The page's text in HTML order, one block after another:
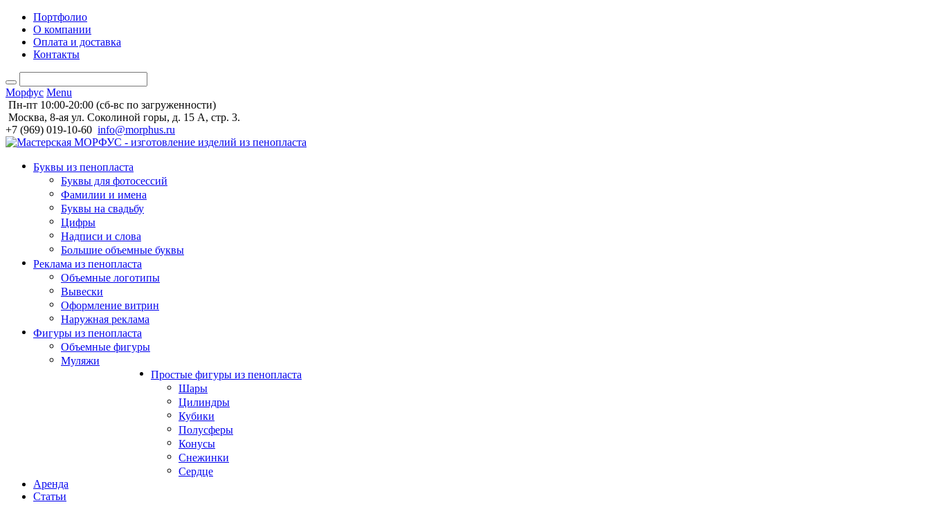
Портфолио
О компании
Оплата и доставка
Контакты
Морфус Menu
Пн-пт 10:00-20:00 (сб-вс по загруженности)
Москва, 8-ая ул. Соколиной горы, д. 15 А, стр. 3.
+7 (969) 019-10-60 info@morphus.ru
Буквы из пенопласта
Буквы для фотосессий
Фамилии и имена
Буквы на свадьбу
Цифры
Надписи и слова
Большие объемные буквы
Реклама из пенопласта
Объемные логотипы
Вывески
Оформление витрин
Наружная реклама
Фигуры из пенопласта
Объемные фигуры
Муляжи
Простые фигуры из пенопласта
Шары
Цилиндры
Кубики
Полусферы
Конусы
Снежинки
Сердце
Аренда
Статьи